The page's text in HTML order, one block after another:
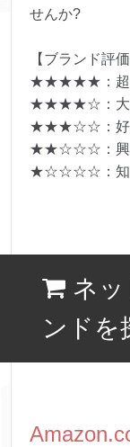
せんか?
【ブランド評
★★★★★：超
★★★★☆：大
★★★☆☆：好
★★☆☆☆：興
★☆☆☆☆：知
ネ
ンドを